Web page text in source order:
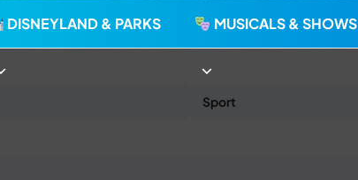
DISNEYLAND & PARKS MUSICALS & SHOWS
Sport